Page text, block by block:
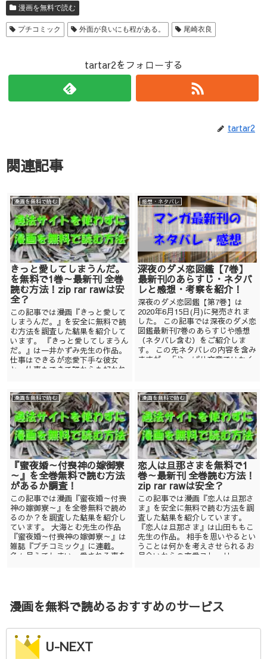
漫画を無料で読む
プチコミック 外面が良いにも程がある。 尾崎衣良
tartar2をフォローする
tartar2
関連記事
漫画を無料で読む
きっと愛してしまうんだ。
を無料で1巻～最新刊 全巻
読む方法！zip rar rawは安
全？
この記事では漫画『きっと愛して
しまうんだ。』を安全に無料で読
む方法を調査した結果を紹介して
います。 『きっと愛してしまうん
だ。』は一井かずみ先生の作品。
仕事はできるが恋愛下手な彼女
と、仕事もできて誰からも好かれ
感想・ネタバレ
深夜のダメ恋図鑑【7巻】
最新刊のあらすじ・ネタバ
レと感想・考察を紹介！
深夜のダメ恋図鑑【第7巻】は
2020年6月15日(月)に発売されま
した。 この記事では深夜のダメ恋
図鑑最新刊7巻のあらすじや感想
（ネタバレ含む）をご紹介しま
す。 この先ネタバレの内容を含み
ますが、「やっぱり文章ではなく
漫画を無料で読む
『蜜夜婚～付喪神の嫁御寮
～』を全巻無料で読む方法
があるか調査！
この記事では漫画『蜜夜婚～付喪
神の嫁御寮～』を全巻無料で読め
るのか？を調査した結果を紹介し
ています。 大海とむ先生の作品
『蜜夜婚～付喪神の嫁御寮～』は
雑誌『プチコミック』に連載。
色々見えてしまい、愛される事を
漫画を無料で読む
恋人は旦那さまを無料で1
巻～最新刊 全巻読む方法！
zip rar rawは安全？
この記事では漫画『恋人は旦那さ
ま』を安全に無料で読む方法を調
査した結果を紹介しています。
『恋人は旦那さま』は山田ももこ
先生の作品。 相手を思いやるとい
うことは何かを考えさせられるお
見合いからの恋愛ストーリー。
漫画を無料で読めるおすすめのサービス
U-NEXT